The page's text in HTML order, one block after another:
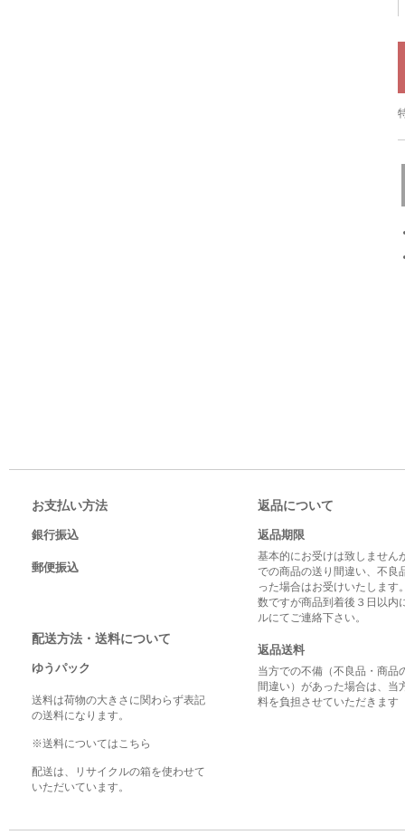
お支払い方法
銀行振込
郵便振込
配送方法・送料について
ゆうパック
送料は荷物の大きさに関わらず表記
の送料になります。
※送料についてはこちら
配送は、リサイクルの箱を使わせて
いただいています。
返品について
返品期限
基本的にお受けは致しません
での商品の送り間違い、不良
った場合はお受けいたします
数ですが商品到着後３日以内
ルにてご連絡下さい。
返品送料
当方での不備（不良品・商品
間違い）があった場合は、当
料を負担させていただきます